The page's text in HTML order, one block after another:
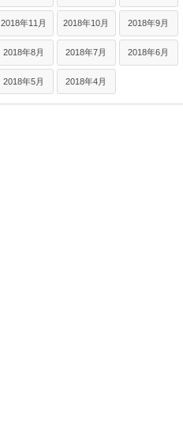
2018年11月 2018年10月 2018年9月
2018年8月 2018年7月 2018年6月
2018年5月 2018年4月